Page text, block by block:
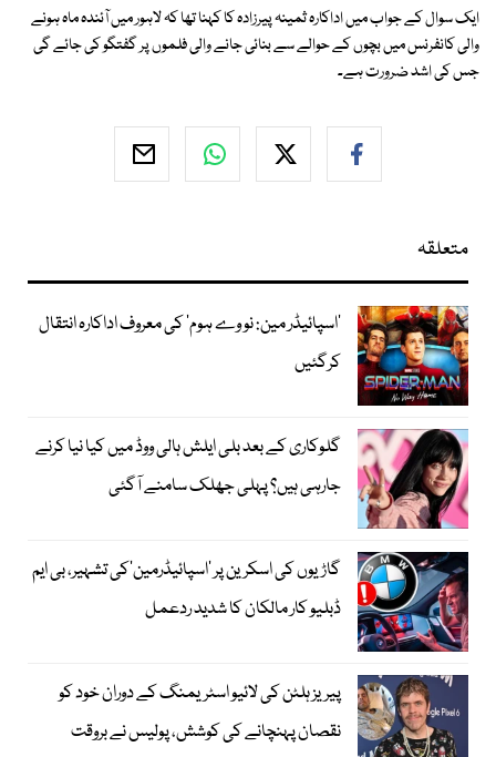
ایک سوال کے جواب میں اداکارہ ثمینہ پیرزادہ کا کہنا تھا کہ لاہور میں آئندہ ماہ ہونے
والی کانفرنس میں بچوں کے حوالے سے بنائی جانے والی فلموں پر گفتگو کی جائے گی
جس کی اشد ضرورت ہے۔
متعلقہ
’اسپائیڈر مین: نو وے ہوم‘ کی معروف اداکارہ انتقال
کرگئیں
گلوکاری کے بعد بلی ایلش ہالی ووڈ میں کیا نیا کرنے
جارہی ہیں؟ پہلی جھلک سامنے آگئی
گاڑیوں کی اسکرین پر ’اسپائیڈرمین‘کی تشہیر، بی ایم
ڈبلیو کار مالکان کا شدید ردعمل
پیریز ہلٹن کی لائیو اسٹریمنگ کے دوران خود کو
نقصان پہنچانے کی کوشش، پولیس نے بروقت